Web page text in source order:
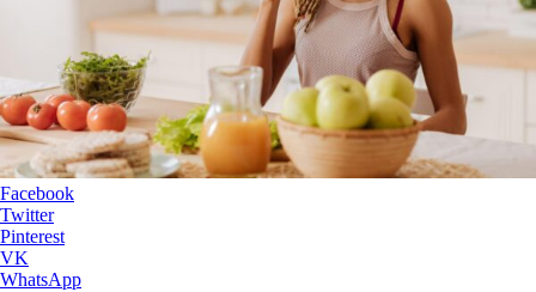
Facebook
Twitter
Pinterest
VK
WhatsApp